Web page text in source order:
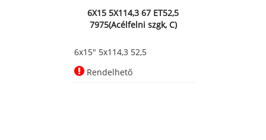
6X15 5X114,3 67 ET52,5
7975(Acélfelni szgk, C)
6x15" 5x114,3 52,5
Rendelhető